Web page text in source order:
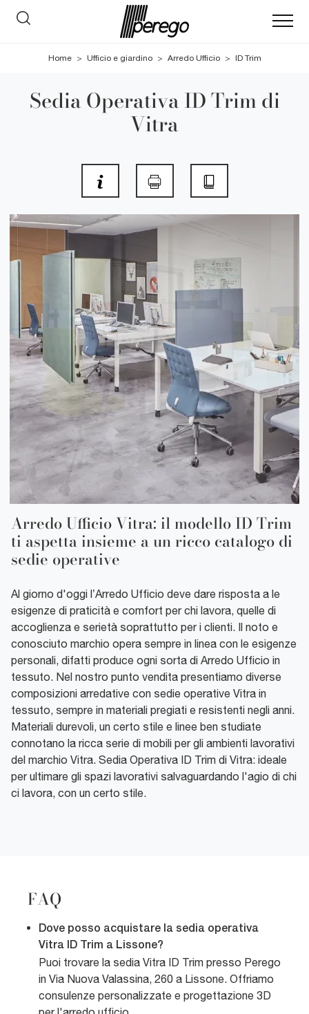
Home > Ufficio e giardino > Arredo Ufficio > ID Trim
Sedia Operativa ID Trim di
Vitra
Arredo Ufficio Vitra: il modello ID Trim
ti aspetta insieme a un ricco catalogo di
sedie operative
Al giorno d'oggi l’Arredo Ufficio deve dare risposta a le
esigenze di praticità e comfort per chi lavora, quelle di
accoglienza e serietà soprattutto per i clienti. Il noto e
conosciuto marchio opera sempre in linea con le esigenze
personali, difatti produce ogni sorta di Arredo Ufficio in
tessuto. Nel nostro punto vendita presentiamo diverse
composizioni arredative con sedie operative Vitra in
tessuto, sempre in materiali pregiati e resistenti negli anni.
Materiali durevoli, un certo stile e linee ben studiate
connotano la ricca serie di mobili per gli ambienti lavorativi
del marchio Vitra. Sedia Operativa ID Trim di Vitra: ideale
per ultimare gli spazi lavorativi salvaguardando l'agio di chi
ci lavora, con un certo stile.
FAQ
Dove posso acquistare la sedia operativa
Vitra ID Trim a Lissone?
Puoi trovare la sedia Vitra ID Trim presso Perego
in Via Nuova Valassina, 260 a Lissone. Offriamo
consulenze personalizzate e progettazione 3D